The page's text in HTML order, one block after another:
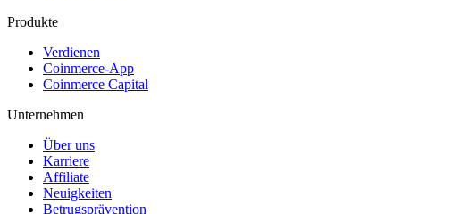
Produkte
Verdienen
Coinmerce-App
Coinmerce Capital
Unternehmen
Über uns
Karriere
Affiliate
Neuigkeiten
Betrugsprävention